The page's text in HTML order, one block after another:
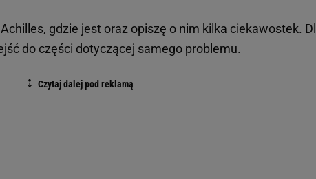
gdzie jest oraz opiszę o nim kilka ciekawostek.
do części dotyczącej samego problemu.